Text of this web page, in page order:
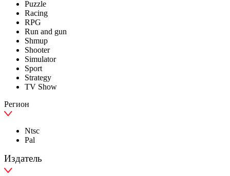
Puzzle
Racing
RPG
Run and gun
Shmup
Shooter
Simulator
Sport
Strategy
TV Show
Регион
Ntsc
Pal
Издатель